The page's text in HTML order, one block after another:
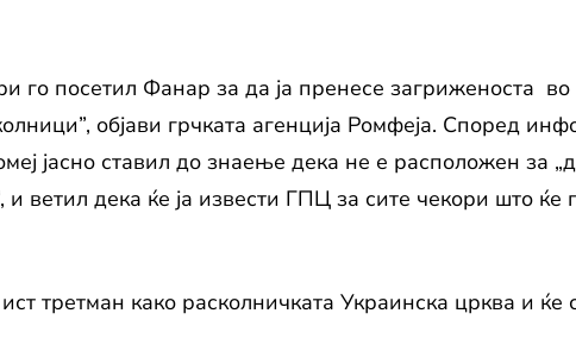
го посетил Фанар за да ја пренесе загриженоста
објави грчката агенција Ромфеја. Според
јасно ставил до знаење дека не е расположен за
и ветил дека ќе ја извести ГПЦ за сите чекори што
третман како расколничката Украинска црква и ќе